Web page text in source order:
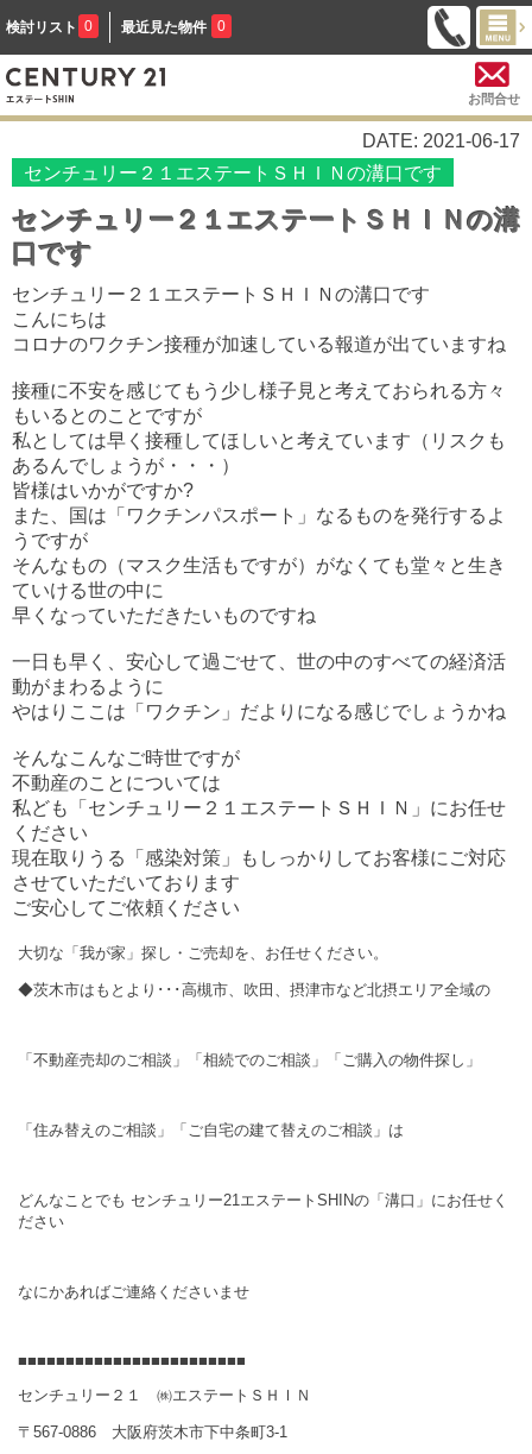
検討リスト 0 最近見た物件 0
お問合せ
DATE: 2021-06-17
センチュリー２１エステートＳＨＩＮの溝口です
センチュリー２１エステートＳＨＩＮの溝
口です
センチュリー２１エステートＳＨＩＮの溝口です
こんにちは
コロナのワクチン接種が加速している報道が出ていますね
接種に不安を感じてもう少し様子見と考えておられる方々
もいるとのことですが
私としては早く接種してほしいと考えています（リスクも
あるんでしょうが・・・）
皆様はいかがですか?
また、国は「ワクチンパスポート」なるものを発行するよ
うですが
そんなもの（マスク生活もですが）がなくても堂々と生き
ていける世の中に
早くなっていただきたいものですね
一日も早く、安心して過ごせて、世の中のすべての経済活
動がまわるように
やはりここは「ワクチン」だよりになる感じでしょうかね
そんなこんなご時世ですが
不動産のことについては
私ども「センチュリー２１エステートＳＨＩＮ」にお任せ
ください
現在取りうる「感染対策」もしっかりしてお客様にご対応
させていただいております
ご安心してご依頼ください
大切な「我が家」探し・ご売却を、お任せください。
◆茨木市はもとより･･･高槻市、吹田、摂津市など北摂エリア全域の
「不動産売却のご相談」「相続でのご相談」「ご購入の物件探し」
「住み替えのご相談」「ご自宅の建て替えのご相談」は
どんなことでも センチュリー21 エステート SHINの「溝口」にお任せく
ださい
なにかあればご連絡くださいませ
■■■■■■■■■■■■■■■■■■■■■■■■
センチュリー２１ ㈱エステートＳＨＩＮ
〒567-0886 大阪府茨木市下中条町3-1